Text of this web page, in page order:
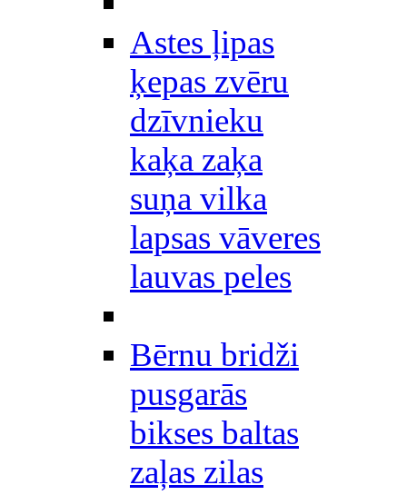
Astes ļipas
ķepas zvēru
dzīvnieku
kaķa zaķa
suņa vilka
lapsas vāveres
lauvas peles
Bērnu bridži
pusgarās
bikses baltas
zaļas zilas